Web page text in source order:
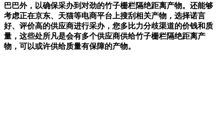
巴巴外，以确保采办到对劲的竹子栅栏隔绝距离产物。还能够
考虑正在京东、天猫等电商平台上搜刮相关产物，选择诺言
好、评价高的供应商进行采办，您多比力分歧渠道的价钱和质
量，这些处所凡是会有多个供应商供给竹子栅栏隔绝距离产
物，可以或许供给质量有保障的产物。